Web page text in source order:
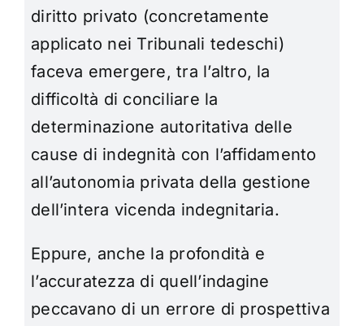
diritto privato (concretamente
applicato nei Tribunali tedeschi)
faceva emergere, tra l’altro, la
difficoltà di conciliare la
determinazione autoritativa delle
cause di indegnità con l’affidamento
all’autonomia privata della gestione
dell’intera vicenda indegnitaria.
Eppure, anche la profondità e
l’accuratezza di quell’indagine
peccavano di un errore di prospettiva